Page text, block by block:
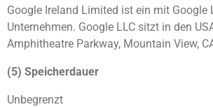
Google Ireland Limited ist ein mit Google
Unternehmen. Google LLC sitzt in den
Amphitheatre Parkway, Mountain View,
(5) Speicherdauer
Unbegrenzt